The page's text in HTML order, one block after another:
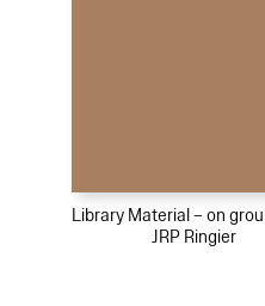
Library Material – on
JRP Ringier